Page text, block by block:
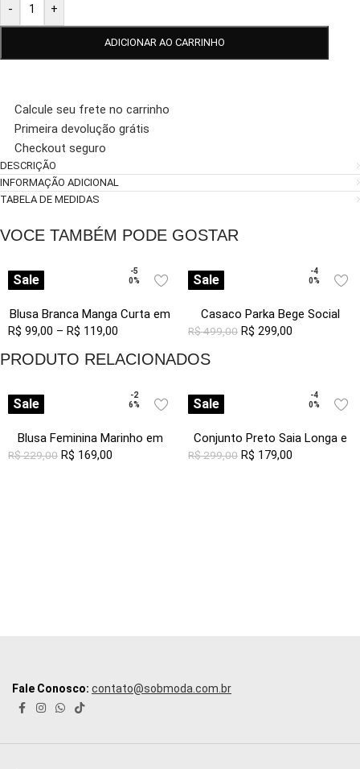
- +
ADICIONAR AO CARRINHO
Calcule seu frete no carrinho
Primeira devolução grátis
Checkout seguro
DESCRIÇÃO
INFORMAÇÃO ADICIONAL
TABELA DE MEDIDAS
VOCE TAMBÉM PODE GOSTAR
Sale
-5
0%
Blusa Branca Manga Curta em
Viscose com Linho Sob
R$ 99,00 – R$ 119,00
Sale
-4
0%
Casaco Parka Bege Social
Forrada com Capuz Sob
R$499,00 R$ 299,00
PRODUTO RELACIONADOS
Sale
-2
6%
Blusa Feminina Marinho em
Viscose Manga 3/4 Bordada
R$229,00 R$ 169,00
Sale
-4
0%
Conjunto Preto Saia Longa e
Blusa com Bojo Transpassado
R$299,00 R$ 179,00
Fale Conosco: contato@sobmoda.com.br